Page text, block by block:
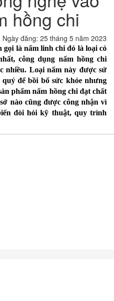
hồng chi
Ngày đăng: 25 tháng 5 năm 2023
là nấm linh chi đỏ là loại có
công dụng nấm hồng chi
nhiều. Loại nấm này được sử
để bồi bổ sức khỏe nhưng
phẩm nấm hồng chi đạt chất
nào cũng được công nhận vì
đòi hỏi kỹ thuật, quy trình